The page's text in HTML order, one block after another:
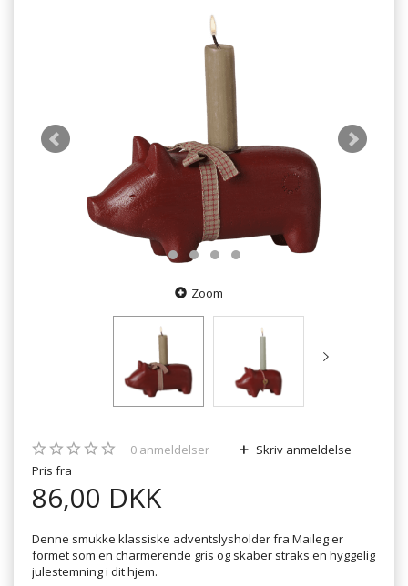
Zoom
0 anmeldelser
Skriv anmeldelse
Pris fra
86,00 DKK
Denne smukke klassiske adventslysholder fra Maileg er
formet som en charmerende gris og skaber straks en hyggelig
julestemning i dit hjem.